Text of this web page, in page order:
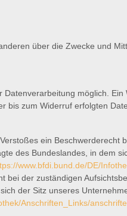
über die Zwecke und
möglich.
zum Widerruf erfolgten
ein
des Bundeslandes, in dem
www.bfdi.bund.de/DE/
bei der zuständigen
der Sitz unseres
Anschriften_Links/